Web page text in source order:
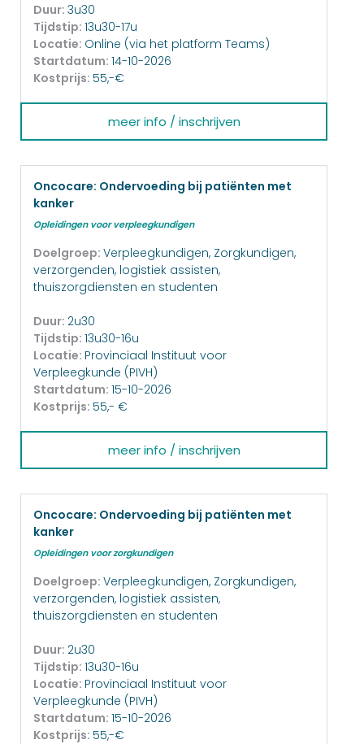
Duur: 3u30
Tijdstip: 13u30-17u
Locatie: Online (via het platform Teams)
Startdatum: 14-10-2026
Kostprijs: 55,-€
meer info / inschrijven
Oncocare: Ondervoeding bij patiënten met
kanker
Opleidingen voor verpleegkundigen
Doelgroep: Verpleegkundigen, Zorgkundigen,
verzorgenden, logistiek assisten,
thuiszorgdiensten en studenten
Duur: 2u30
Tijdstip: 13u30-16u
Locatie: Provinciaal Instituut voor
Verpleegkunde (PIVH)
Startdatum: 15-10-2026
Kostprijs: 55,- €
meer info / inschrijven
Oncocare: Ondervoeding bij patiënten met
kanker
Opleidingen voor zorgkundigen
Doelgroep: Verpleegkundigen, Zorgkundigen,
verzorgenden, logistiek assisten,
thuiszorgdiensten en studenten
Duur: 2u30
Tijdstip: 13u30-16u
Locatie: Provinciaal Instituut voor
Verpleegkunde (PIVH)
Startdatum: 15-10-2026
Kostprijs: 55,-€